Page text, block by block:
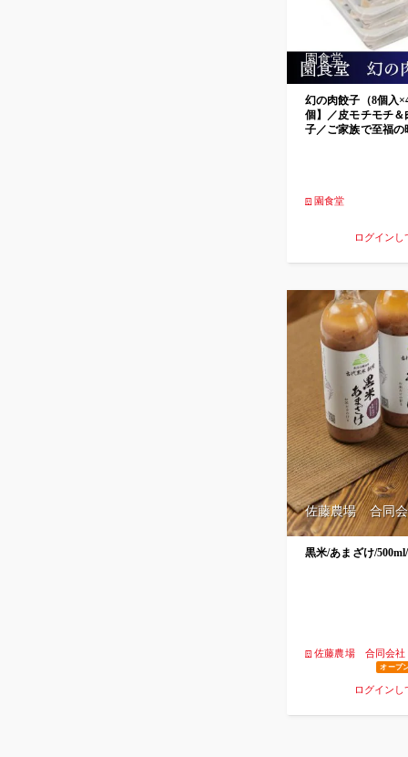
園食堂
幻の肉餃子（8個入
個】／皮モチモチ
子／ご家族で至福
園食堂
ログイン
佐藤農場 合同
黒米/あまざけ/
佐藤農場 合同会社
オープ
ログイン